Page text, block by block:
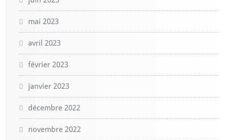
mai 2023
avril 2023
février 2023
janvier 2023
décembre 2022
novembre 2022